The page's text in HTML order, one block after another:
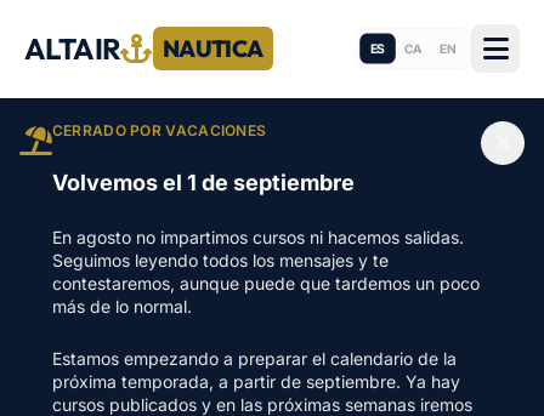
ALTAIR NAUTICA ES CA EN
CERRADO POR VACACIONES
Volvemos el 1 de septiembre
En agosto no impartimos cursos ni hacemos salidas.
Seguimos leyendo todos los mensajes y te
contestaremos, aunque puede que tardemos un poco
más de lo normal.
Estamos empezando a preparar el calendario de la
próxima temporada, a partir de septiembre. Ya hay
cursos publicados y en las próximas semanas iremos